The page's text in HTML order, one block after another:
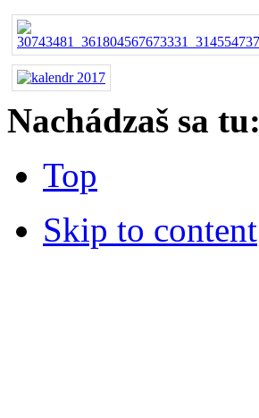
Nachádzaš sa tu:
Top
Skip to content